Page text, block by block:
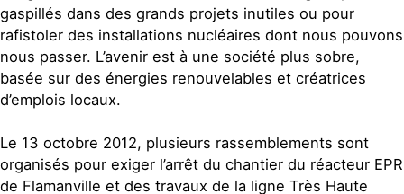
gaspillés dans des grands projets inutiles ou pour
rafistoler des installations nucléaires dont nous pouvons
nous passer. L’avenir est à une société plus sobre,
basée sur des énergies renouvelables et créatrices
d’emplois locaux.
Le 13 octobre 2012, plusieurs rassemblements sont
organisés pour exiger l’arrêt du chantier du réacteur EPR
de Flamanville et des travaux de la ligne Très Haute